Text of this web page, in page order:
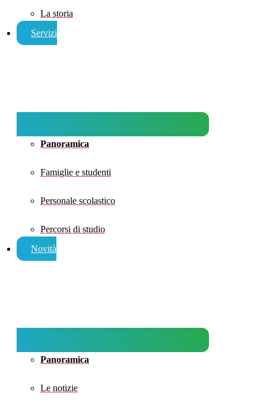
La storia
Servizi
Panoramica
Famiglie e studenti
Personale scolastico
Percorsi di studio
Novità
Panoramica
Le notizie